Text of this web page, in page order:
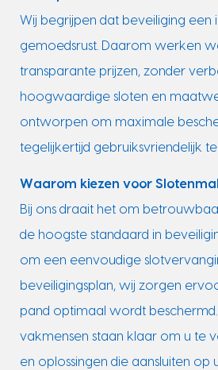
Wij begrijpen dat beveiliging een
gemoedsrust. Daarom werken
transparante prijzen, zonder
hoogwaardige sloten en
ontworpen om maximale
tegelijkertijd gebruiksvriendelijk te
Waarom kiezen voor
Bij ons draait het om
de hoogste standaard in
om een eenvoudige
beveiligingsplan, wij zorgen
pand optimaal wordt
vakmensen staan klaar om u te
en oplossingen die aansluiten op